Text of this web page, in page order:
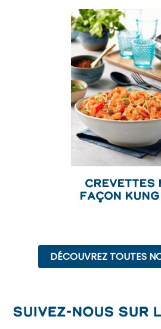
Crevettes
façon Kung
DÉCOUVREZ TOUTES
Suivez-nous sur